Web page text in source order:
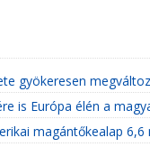
gyökeresen
is Európa élén a
magántőkealap